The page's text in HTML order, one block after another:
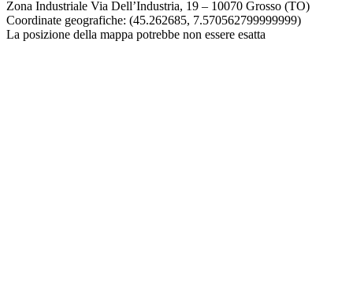
Zona Industriale Via Dell’Industria, 19 – 10070 Grosso (TO)
Coordinate geografiche: (45.262685, 7.570562799999999)
La posizione della mappa potrebbe non essere esatta